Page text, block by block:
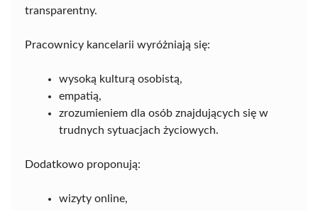
transparentny.
Pracownicy kancelarii wyróżniają się:
wysoką kulturą osobistą,
empatią,
zrozumieniem dla osób znajdujących się w
trudnych sytuacjach życiowych.
Dodatkowo proponują:
wizyty online,